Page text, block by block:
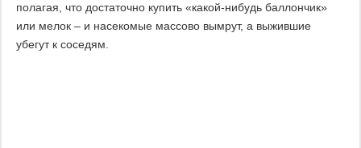
полагая, что достаточно купить «какой-нибудь баллончик»
или мелок – и насекомые массово вымрут, а выжившие
убегут к соседям.